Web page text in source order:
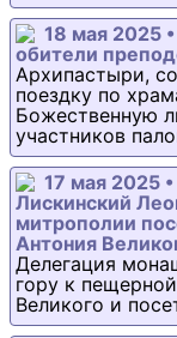
18 мая 2025
обители
Архипастыри,
поездку по
Божественную
участников
17 мая 2025
Лискинский
митрополии
Антония
Делегация
гору к
Великого и